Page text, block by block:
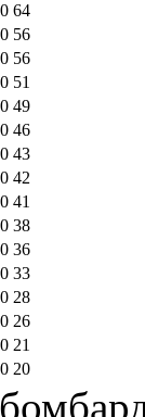
64
56
56
51
49
46
43
42
41
38
36
33
28
26
21
20